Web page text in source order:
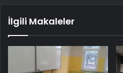
İlgili Makaleler